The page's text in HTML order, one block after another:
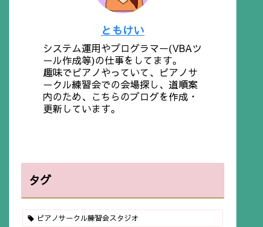
ともけい
システム運用やプログラマー(VBAツ
ール作成等)の仕事をしてます。
趣味でピアノやっていて、ピアノサ
ークル練習会での会場探し、道順案
内のため、こちらのブログを作成・
更新しています。
タグ
ピアノサークル練習会スタジオ